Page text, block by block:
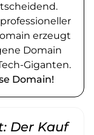
erzeugt
Domain
Giganten.
Domain!
Der Kauf